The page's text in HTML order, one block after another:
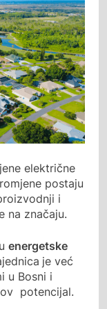
električne
postaju
i
na značaju.
energetske
je već
u Bosni i
potencijal.